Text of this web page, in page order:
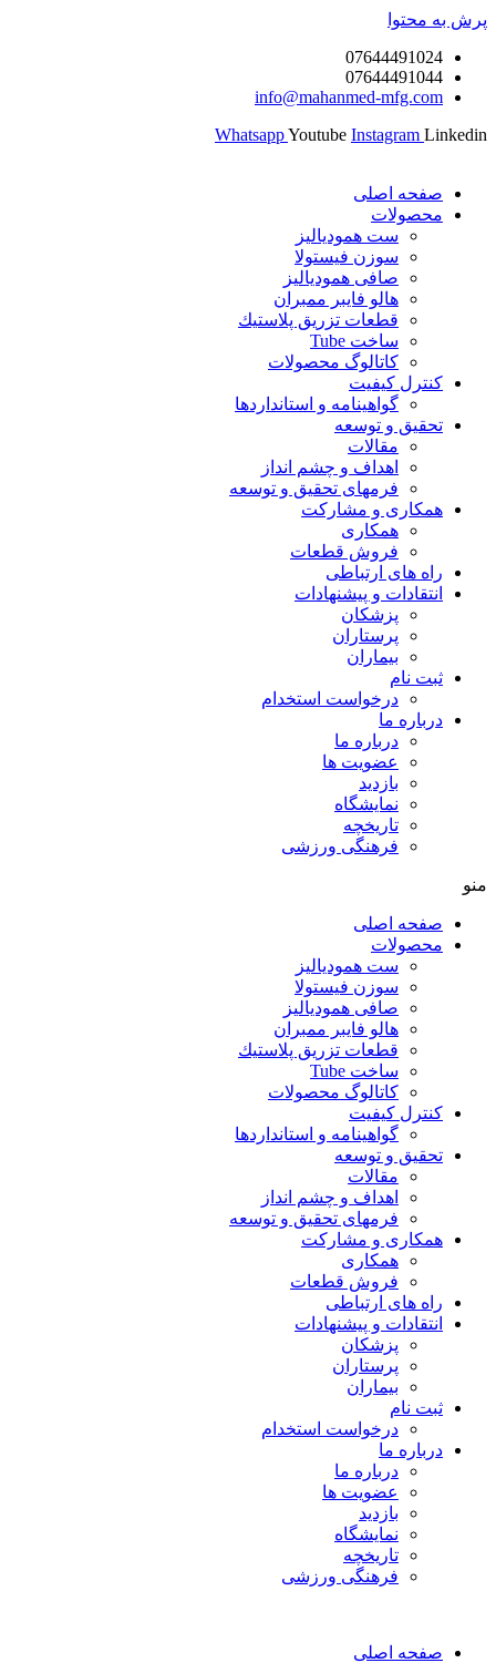
پرش به محتوا
07644491024
07644491044
info@mahanmed-mfg.com
WhatsappYoutube Instagram Linkedin
صفحه اصلی
محصولات
ست همودیالیز
سوزن فیستولا
صافی همودیالیز
هالو فایبر ممبران
قطعات تزريق پلاستيك
ساخت Tube
کاتالوگ محصولات
کنترل کیفیت
گواهينامه و استانداردها
تحقيق و توسعه
مقالات
اهداف و چشم انداز
فرمهای تحقیق و توسعه
همکاری و مشارکت
همکاری
فروش قطعات
راه های ارتباطی
انتقادات و پيشنهادات
پزشكان
پرستاران
بيماران
ثبت نام
درخواست استخدام
درباره ما
درباره ما
عضویت ها
بازدید
نمایشگاه
تاريخچه
فرهنگی ورزشی
منو
صفحه اصلی
محصولات
ست همودیالیز
سوزن فیستولا
صافی همودیالیز
هالو فایبر ممبران
قطعات تزريق پلاستيك
ساخت Tube
کاتالوگ محصولات
کنترل کیفیت
گواهينامه و استانداردها
تحقيق و توسعه
مقالات
اهداف و چشم انداز
فرمهای تحقیق و توسعه
همکاری و مشارکت
همکاری
فروش قطعات
راه های ارتباطی
انتقادات و پيشنهادات
پزشكان
پرستاران
بيماران
ثبت نام
درخواست استخدام
درباره ما
درباره ما
عضویت ها
بازدید
نمایشگاه
تاريخچه
فرهنگی ورزشی
صفحه اصلی